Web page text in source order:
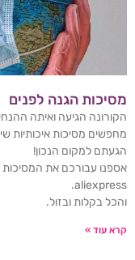
מסיכות הגנה לפנים
הקורונה הגיעה ואיתה
מחפשים מסיכות איכותיות
הגעתם למקום הנכון!
אספנו עבורכם את המסיכות
aliexpress.
והכל בקלות ובזול.
קרא עוד »